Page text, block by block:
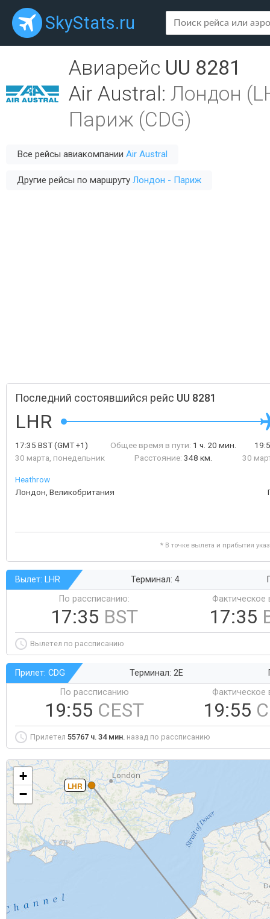
SkyStats.ru
Авиарейс UU 8281
Air Austral: Лондон
Париж (CDG)
Все рейсы авиакомпании Air Austral
Другие рейсы по маршруту Лондон - Париж
Последний состоявшийся рейс UU 8281
LHR
17:35 BST(GMT +1)
30 марта, понедельник
Общее время в пути: 1 ч. 20 мин.
Расстояние: 348 км.
30
Heathrow
Лондон, Великобритания
* В точке вылета и прибытия
Вылет: LHR Терминал: 4
По рассписанию:
17:35 BST
Фактическое
17:35
Вылетел по рассписанию
Прилет: CDG Терминал: 2E
По рассписанию
19:55 CEST
Фактическое
19:55
Прилетел 55767 ч. 34 мин. назад по рассписанию
LHR
+
−